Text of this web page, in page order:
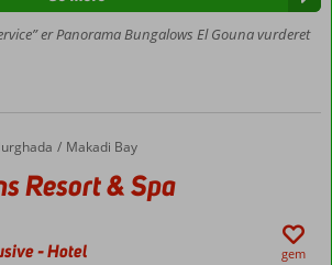
er Panorama Bungalows El Gouna vurderet
Makadi Bay
Resort & Spa
-Hotel gem